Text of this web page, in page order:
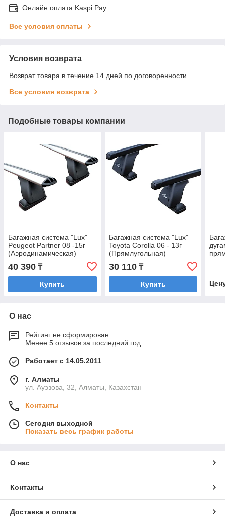
Онлайн оплата Kaspi Pay
Все условия оплаты
Условия возврата
Возврат товара в течение 14 дней по договоренности
Все условия возврата
Подобные товары компании
Багажная система "Lux"
Peugeot Partner 08 -15г
(Аэродинамическая)
40 390 ₸
Купить
Багажная система "Lux"
Toyota Corolla 06 - 13г
(Прямлугольная)
30 110₸
Купить
О нас
Рейтинг не сформирован
Менее 5 отзывов за последний год
Работает с 14.05.2011
г. Алматы
ул. Ауэзова, 32, Алматы, Казахстан
Контакты
Сегодня выходной
Показать весь график работы
О нас
Контакты
Доставка и оплата